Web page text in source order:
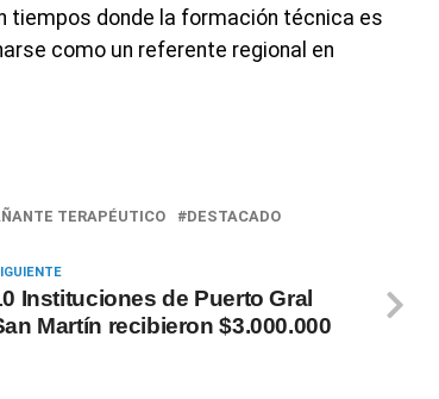
tiempos donde la formación técnica es
como un referente regional en
TERAPÉUTICO DESTACADO
Instituciones de Puerto Gral
Martín recibieron $3.000.000